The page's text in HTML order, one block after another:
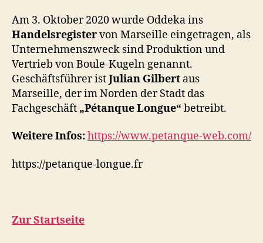
Am 3. Oktober 2020 wurde Oddeka ins
Handelsregistervon Marseille eingetragen, als
Unternehmenszweck sind Produktion und
Vertrieb von Boule-Kugeln genannt.
Geschäftsführer istJulian Gilbert aus
Marseille, der im Norden der Stadt das
Fachgeschäft „Pétanque Longue“ betreibt.
Weitere Infos:https://www.petanque-web.com/
https://petanque-longue.fr
Zur Startseite